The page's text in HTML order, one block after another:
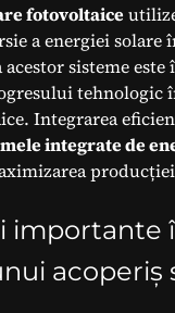
fotovoltaice
a energiei solare
sisteme
tehnologic
Integrarea
integrate de
importante
acoperiș